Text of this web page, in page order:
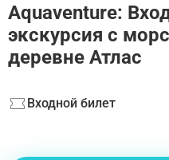
Aquaventure:
экскурсия с
деревне Атлас
Входной билет